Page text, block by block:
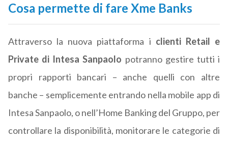
Cosa permette di fare Xme Banks
Attraverso la nuova piattaforma i clienti Retail e
Private di Intesa Sanpaolo potranno gestire tutti i
propri rapporti bancari – anche quelli con altre
banche – semplicemente entrando nella mobile app di
Intesa Sanpaolo, o nell’Home Banking del Gruppo, per
controllare la disponibilità, monitorare le categorie di